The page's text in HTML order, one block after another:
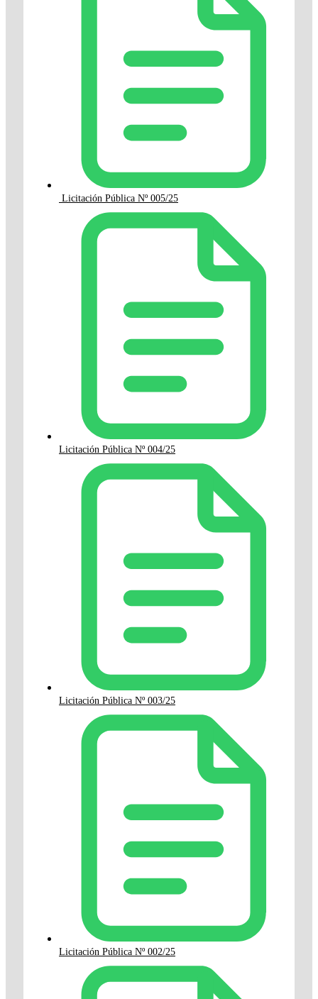
Licitación Pública Nº 005/25
Licitación Pública Nº 004/25
Licitación Pública Nº 003/25
Licitación Pública Nº 002/25